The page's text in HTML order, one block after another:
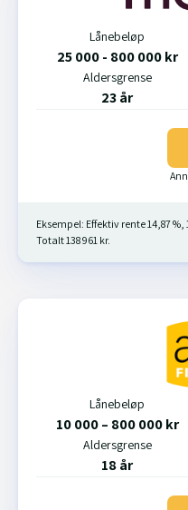
Lånebeløp
25 000 - 800 000 kr
Aldersgrense
23 år
Eksempel: Effektiv rente 14,87
Totalt 138 961 kr.
Lånebeløp
10 000 – 800 000 kr
Aldersgrense
18 år